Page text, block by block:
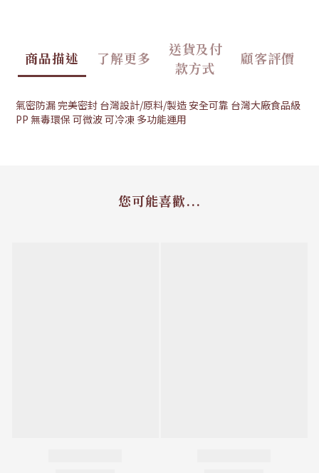
商品描述 了解更多
送貨及付
款方式
顧客評價
氣密防漏 完美密封 台灣設計/原料/製造 安全可靠 台灣大廠食品級
PP 無毒環保 可微波 可冷凍 多功能運用
您可能喜歡...